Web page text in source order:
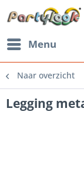
Menu
Naar overzicht
Legging